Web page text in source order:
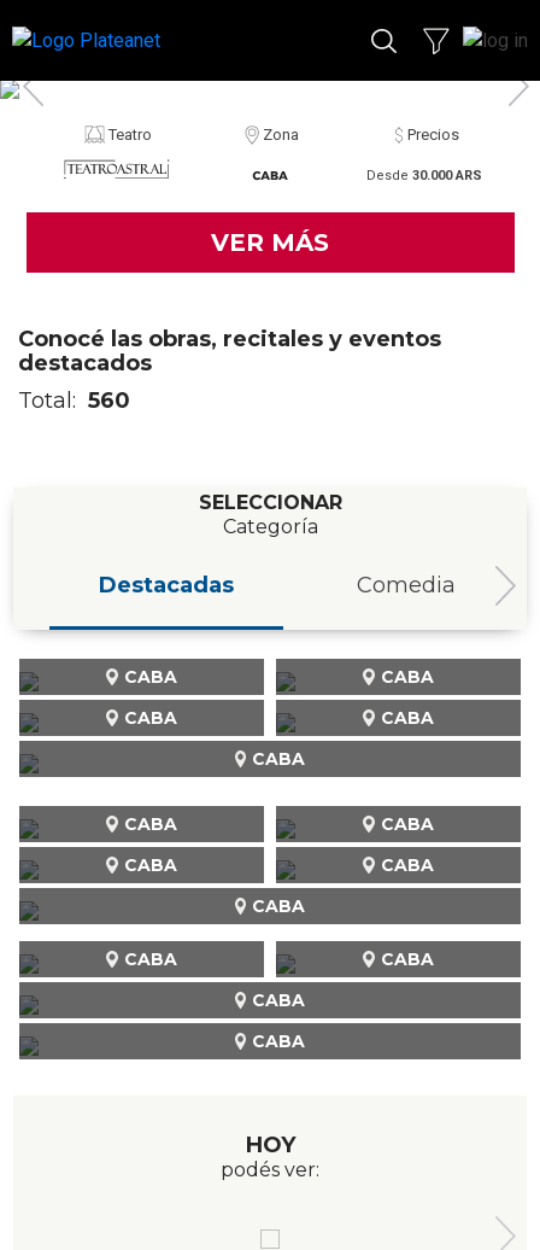
Teatro Zona Precios
Desde 30.000 ARS
VER MÁS
Conocé las obras, recitales y eventos
destacados
Total: 560
SELECCIONAR
Categoría
Destacadas Comedia
CABA
CABA
CABA
CABA
CABA
CABA CABA
CABA
CABA CABA
CABA
CABA CABA
CABA
HOY
podés ver: